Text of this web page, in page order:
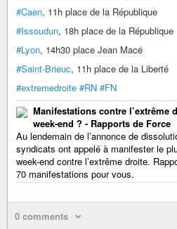
#Caen, 11h place de la République
#Issoudun, 18h place de la République
#Lyon, 14h30 place Jean Macé
#Saint-Brieuc, 11h place de la Liberté
#extremedroite #RN #FN
Manifestations contre l’extrême
week-end ? - Rapports de Force
Au lendemain de l’annonce de
syndicats ont appelé à manifester le
week-end contre l’extrême droite.
70 manifestations pour vous.
0 comments